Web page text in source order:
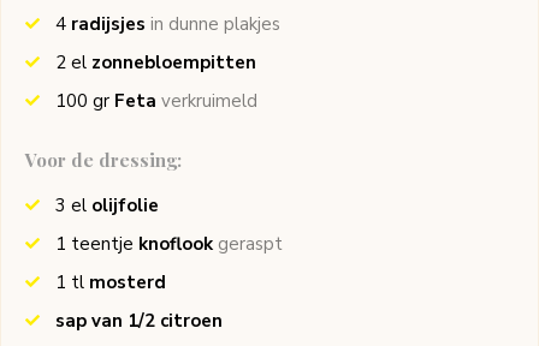
4 radijsjes in dunne plakjes
2 el zonnebloempitten
100 gr Feta verkruimeld
Voor de dressing:
3 el olijfolie
1 teentje knoflook geraspt
1 tl mosterd
sap van 1/2 citroen